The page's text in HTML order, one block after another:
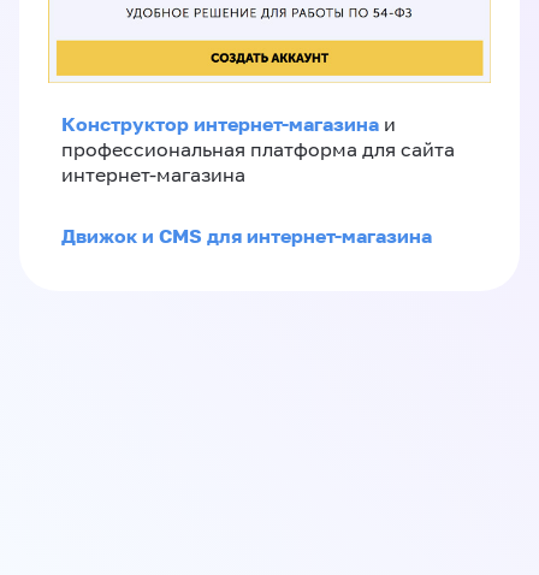
Конструктор интернет-магазина и
профессиональная платформа для сайта
интернет-магазина
Движок и CMS для интернет-магазина